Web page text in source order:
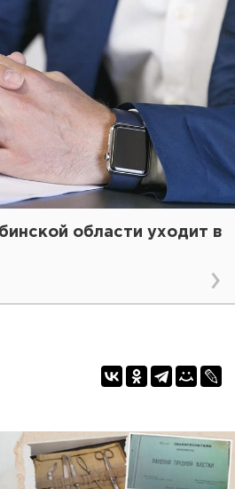
области уходит в